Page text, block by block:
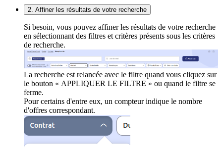
2. Affiner les résultats de votre recherche
Si besoin, vous pouvez affiner les résultats de votre recherche
en sélectionnant des filtres et critères présents sous les critères
de recherche.
La recherche est relancée avec le filtre quand vous cliquez sur
le bouton « APPLIQUER LE FILTRE » ou quand le filtre se
ferme.
Pour certains d'entre eux, un compteur indique le nombre
d'offres correspondant.